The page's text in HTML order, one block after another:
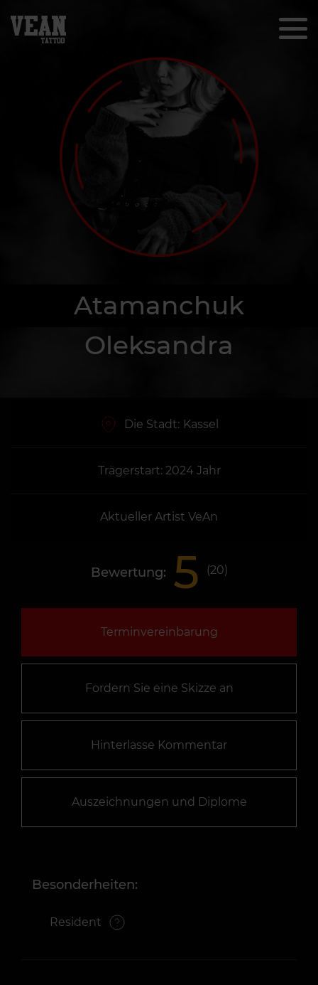
Atamanchuk
Oleksandra
Die Stadt: Kassel
Trägerstart: 2024 Jahr
Aktueller Artist VeAn
Bewertung: 5 (20)
Terminvereinbarung
Fordern Sie eine Skizze an
Hinterlasse Kommentar
Auszeichnungen und Diplome
Besonderheiten:
Resident